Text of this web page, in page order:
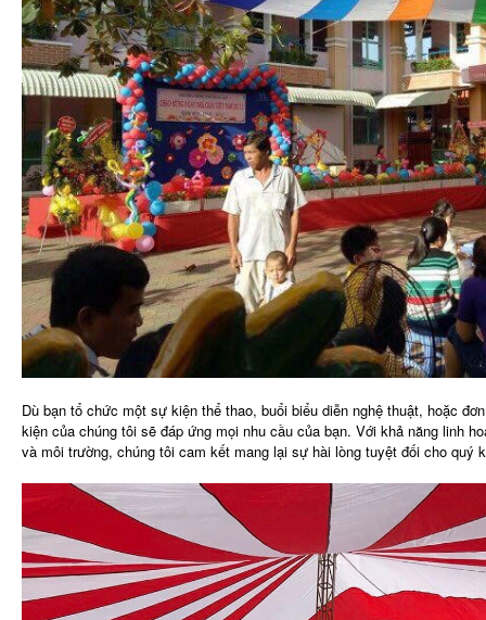
Dù bạn tổ chức một sự kiện thể thao, buổi biểu diễn nghệ thuật, hoặc
kiện của chúng tôi sẽ đáp ứng mọi nhu cầu của bạn. Với khả năng linh
và môi trường, chúng tôi cam kết mang lại sự hài lòng tuyệt đối cho quý